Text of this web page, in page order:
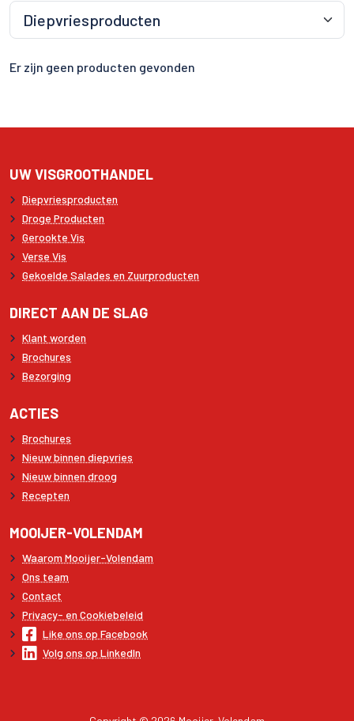
Er zijn geen producten gevonden
UW VISGROOTHANDEL
Diepvriesproducten
Droge Producten
Gerookte Vis
Verse Vis
Gekoelde Salades en Zuurproducten
DIRECT AAN DE SLAG
Klant worden
Brochures
Bezorging
ACTIES
Brochures
Nieuw binnen diepvries
Nieuw binnen droog
Recepten
MOOIJER-VOLENDAM
Waarom Mooijer-Volendam
Ons team
Contact
Privacy- en Cookiebeleid
Like ons op Facebook
Volg ons op LinkedIn